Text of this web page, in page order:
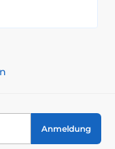
Anmeldung